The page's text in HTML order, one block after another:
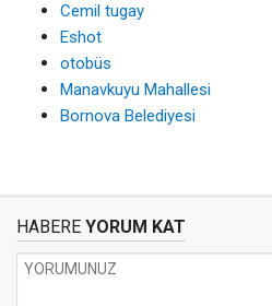
Cemil tugay
Eshot
otobüs
Manavkuyu Mahallesi
Bornova Belediyesi
HABERE YORUM KAT